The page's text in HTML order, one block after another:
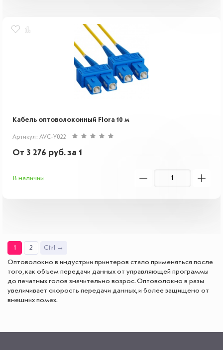
Кабель оптоволоконный Flora 10 м
Артикул: AVC-Y022
От 3 276 руб.за 1
В наличии
1 2 Ctrl →
Оптоволокно в индустрии принтеров стало применяться после
того, как объем передачи данных от управляющей программы
до печатных голов значительно возрос. Оптоволокно в разы
увеличивает скорость передачи данных, и более защищено от
внешних помех.